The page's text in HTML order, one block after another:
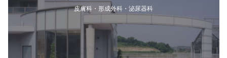
皮膚科・形成外科・泌尿器科